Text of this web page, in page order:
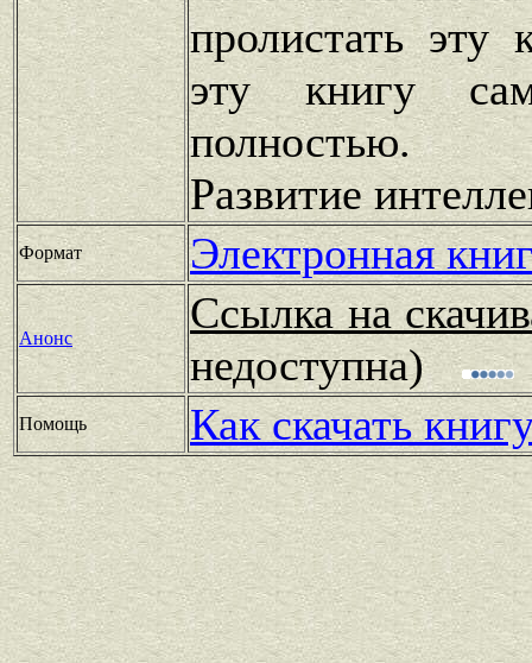
пролистать
эту книгу
полностью.
Развитие
Формат Электронная
Анонс
Ссылка на
недоступна)
Помощь Как скачать